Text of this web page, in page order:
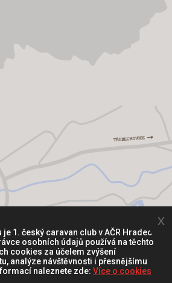
1. český caravan club v AČR Hradec
osobních údajů používá na těchto
cookies za účelem zvýšení
analýze návštěvnosti i přesnějšímu
naleznete zde: Více o cookies
x